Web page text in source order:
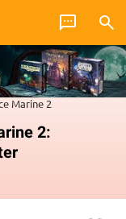
Marine 2
2: